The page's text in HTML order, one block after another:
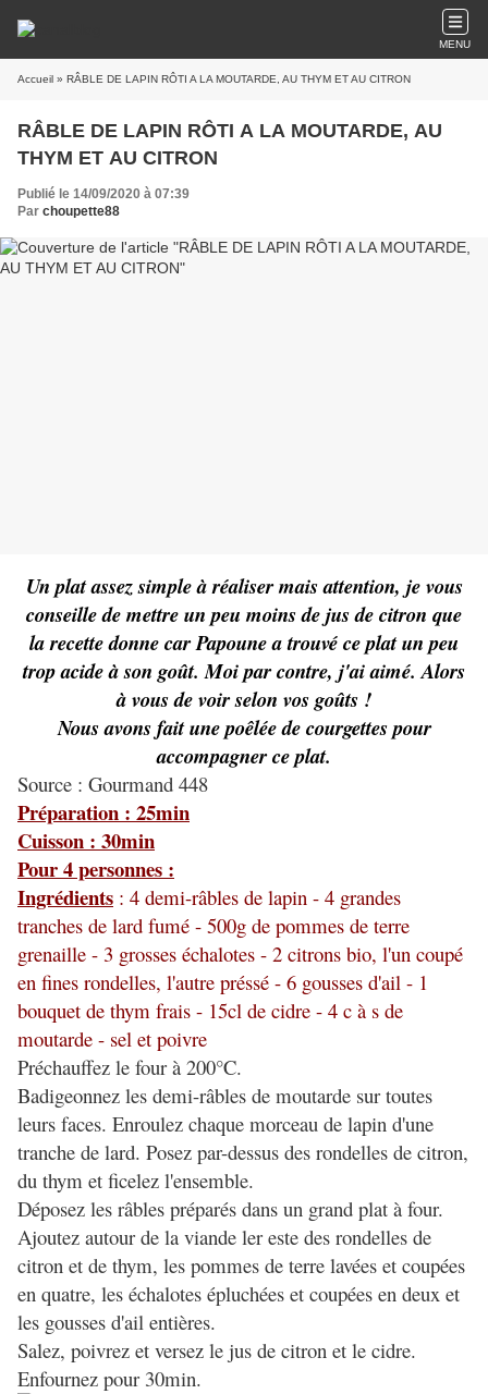
MENU
Accueil » RÂBLE DE LAPIN RÔTI A LA MOUTARDE, AU THYM ET AU CITRON
RÂBLE DE LAPIN RÔTI A LA MOUTARDE, AU
THYM ET AU CITRON
Publié le 14/09/2020 à 07:39
Par choupette88
Un plat assez simple à réaliser mais attention, je vous
conseille de mettre un peu moins de jus de citron que
la recette donne car Papoune a trouvé ce plat un peu
trop acide à son goût. Moi par contre, j'ai aimé. Alors
à vous de voir selon vos goûts !
Nous avons fait une poêlée de courgettes pour
accompagner ce plat.
Source : Gourmand 448
Préparation : 25min
Cuisson : 30min
Pour 4 personnes :
Ingrédients : 4 demi-râbles de lapin - 4 grandes
tranches de lard fumé - 500g de pommes de terre
grenaille - 3 grosses échalotes - 2 citrons bio, l'un coupé
en fines rondelles, l'autre préssé - 6 gousses d'ail - 1
bouquet de thym frais - 15cl de cidre - 4 c à s de
moutarde - sel et poivre
Préchauffez le four à 200°C.
Badigeonnez les demi-râbles de moutarde sur toutes
leurs faces. Enroulez chaque morceau de lapin d'une
tranche de lard. Posez par-dessus des rondelles de citron,
du thym et ficelez l'ensemble.
Déposez les râbles préparés dans un grand plat à four.
Ajoutez autour de la viande ler este des rondelles de
citron et de thym, les pommes de terre lavées et coupées
en quatre, les échalotes épluchées et coupées en deux et
les gousses d'ail entières.
Salez, poivrez et versez le jus de citron et le cidre.
Enfournez pour 30min.